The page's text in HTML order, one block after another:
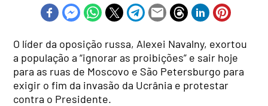
O líder da oposição russa, Alexei Navalny, exortou
a população a “ignorar as proibições” e sair hoje
para as ruas de Moscovo e São Petersburgo para
exigir o fim da invasão da Ucrânia e protestar
contra o Presidente.